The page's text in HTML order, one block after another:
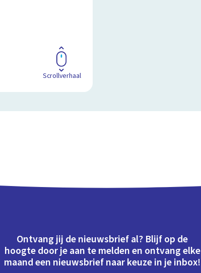
Scrollverhaal
Ontvang jij de nieuwsbrief al? Blijf op de
hoogte door je aan te melden en ontvang elke
maand een nieuwsbrief naar keuze in je inbox!